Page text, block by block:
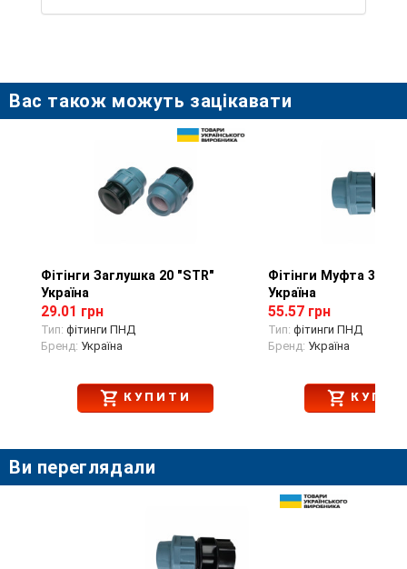
Вас також можуть зацікавати
Перегляд товару
Фітінги Заглушка 20 "STR"
Україна
29.01 грн
Тип: фітинги ПНД
Бренд: Україна
КУПИТИ
Перегляд
Фітінги Муфта 32 х
Україна
55.57 грн
Тип: фітинги ПНД
Бренд: Україна
Ви переглядали